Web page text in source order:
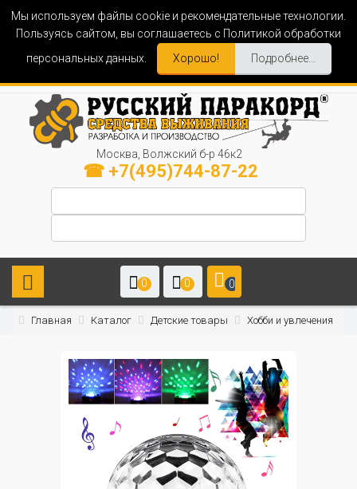
Мы используем файлы cookie и рекомендательные технологии.
Пользуясь сайтом, вы соглашаетесь с Политикой обработки
персональных данных.
Хорошо! Подробнее...
Москва, Волжский б-р 46к2
☎ +7(495)744-87-22
0 0 0
Главная Каталог Детские товары Хобби и увлечения